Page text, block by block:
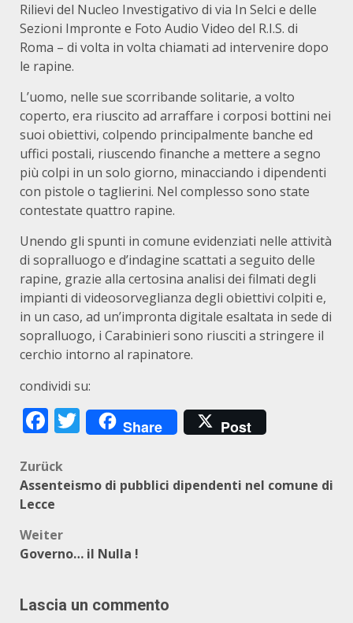
Rilievi del Nucleo Investigativo di via In Selci e delle
Sezioni Impronte e Foto Audio Video del R.I.S. di
Roma – di volta in volta chiamati ad intervenire dopo
le rapine.
L’uomo, nelle sue scorribande solitarie, a volto
coperto, era riuscito ad arraffare i corposi bottini nei
suoi obiettivi, colpendo principalmente banche ed
uffici postali, riuscendo finanche a mettere a segno
più colpi in un solo giorno, minacciando i dipendenti
con pistole o taglierini. Nel complesso sono state
contestate quattro rapine.
Unendo gli spunti in comune evidenziati nelle attività
di sopralluogo e d’indagine scattati a seguito delle
rapine, grazie alla certosina analisi dei filmati degli
impianti di videosorveglianza degli obiettivi colpiti e,
in un caso, ad un’impronta digitale esaltata in sede di
sopralluogo, i Carabinieri sono riusciti a stringere il
cerchio intorno al rapinatore.
condividi su:
Facebook
Twitter
Share Post
Beitragsnavigation
Zurück
Assenteismo di pubblici dipendenti nel comune di
Lecce
Weiter
Governo… il Nulla !
Lascia un commento